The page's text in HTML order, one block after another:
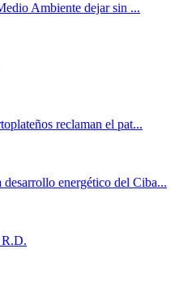
Ambiente dejar sin ...
reclaman el pat...
energético del Ciba...
R.D.